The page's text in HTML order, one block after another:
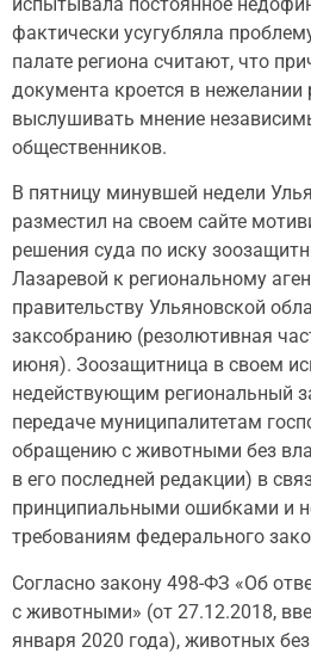
фактически усугубляла
палате региона считают, что
документа кроется в нежелании
выслушивать мнение
общественников.
В пятницу минувшей недели
разместил на своем сайте
решения суда по иску
Лазаревой к региональному
правительству Ульяновской
заксобранию (резолютивная
июня). Зоозащитница в своем
недействующим региональный
передаче муниципалитетам
обращению с животными без
в его последней редакции) в
принципиальными ошибками и
требованиям федерального
Согласно закону 498-ФЗ «Об
с животными» (от 27.12.2018,
января 2020 года), животных